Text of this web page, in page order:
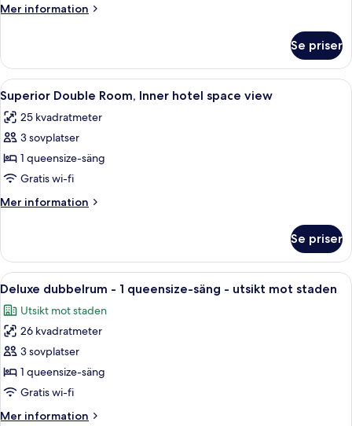
semidubbelsäng
mot
staden
Mer information
Mer
enkelrum
1
semidubbelsäng
utsikt
staden
Se priser
Öppna
alla
foton
för
Superior
Double
Room,
Inner
space
view
En säng med fyra stänger och ett
10
Superior Double Room, Inner hotel space view
25 kvadratmeter
3 sovplatser
1 queensize-säng
Gratis wi-fi
Mer information
Mer
Double
Room,
Inner
space
view
Se priser
Öppna
alla
foton
för
Deluxe
dubbelrum
-
Ett sovrum med en himmelssäng,
6
Deluxe dubbelrum - 1 queensize-säng - utsikt mot staden
Utsikt mot staden
26 kvadratmeter
3 sovplatser
1 queensize-säng
Gratis wi-fi
Mer information
Mer